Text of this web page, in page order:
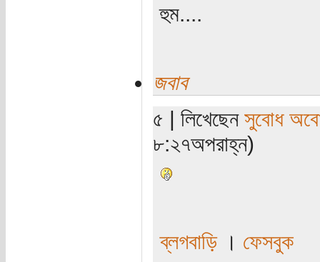
হুম....
জবাব
৫ | লিখেছেন সুবোধ
৮:২৭অপরাহ্ন)
ব্লগবাড়ি। ফেসবুক